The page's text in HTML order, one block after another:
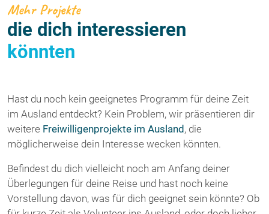
Mehr Projekte
die dich interessieren
könnten
Hast du noch kein geeignetes Programm für deine Zeit
im Ausland entdeckt? Kein Problem, wir präsentieren dir
weitere Freiwilligenprojekte im Ausland , die
möglicherweise dein Interesse wecken könnten.
Befindest du dich vielleicht noch am Anfang deiner
Überlegungen für deine Reise und hast noch keine
Vorstellung davon, was für dich geeignet sein könnte? Ob